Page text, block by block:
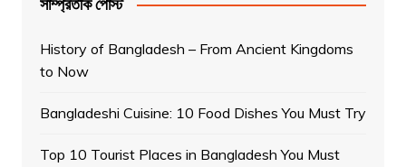
সাম্প্রতীক পোস্ট
History of Bangladesh – From Ancient Kingdoms
to Now
Bangladeshi Cuisine: 10 Food Dishes You Must Try
Top 10 Tourist Places in Bangladesh You Must